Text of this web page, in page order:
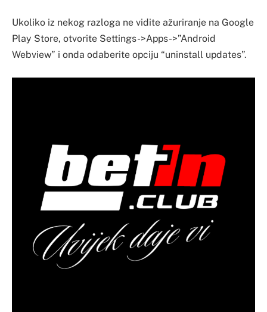
Ukoliko iz nekog razloga ne vidite ažuriranje na Google
Play Store, otvorite Settings->Apps->”Android
Webview” i onda odaberite opciju “uninstall updates”.